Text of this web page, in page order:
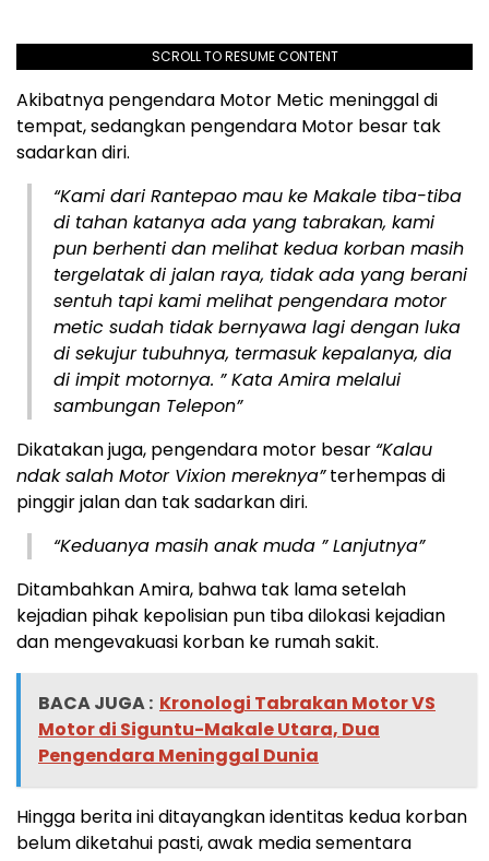
SCROLL TO RESUME CONTENT
Akibatnya pengendara Motor Metic meninggal di
tempat, sedangkan pengendara Motor besar tak
sadarkan diri.
“Kami dari Rantepao mau ke Makale tiba-tiba
di tahan katanya ada yang tabrakan, kami
pun berhenti dan melihat kedua korban masih
tergelatak di jalan raya, tidak ada yang berani
sentuh tapi kami melihat pengendara motor
metic sudah tidak bernyawa lagi dengan luka
di sekujur tubuhnya, termasuk kepalanya, dia
di impit motornya. ” Kata Amira melalui
sambungan Telepon”
Dikatakan juga, pengendara motor besar “Kalau
ndak salah Motor Vixion mereknya”terhempas di
pinggir jalan dan tak sadarkan diri.
“Keduanya masih anak muda ” Lanjutnya”
Ditambahkan Amira, bahwa tak lama setelah
kejadian pihak kepolisian pun tiba dilokasi kejadian
dan mengevakuasi korban ke rumah sakit.
BACA JUGA : Kronologi Tabrakan Motor VS
Motor di Siguntu-Makale Utara, Dua
Pengendara Meninggal Dunia
Hingga berita ini ditayangkan identitas kedua korban
belum diketahui pasti, awak media sementara